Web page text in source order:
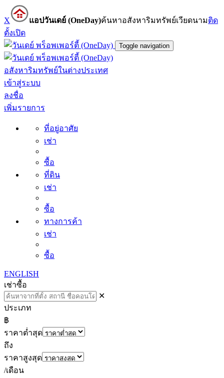
X แอปวันเดย์ (OneDay)ค้นหาอสังหาริมทรัพย์เวียดนามติด
ตั้งเปิด
Toggle navigation
อสังหาริมทรัพย์ในต่างประเทศ
เข้าสู่ระบบ
ลงชื่อ
เพิ่มรายการ
ที่อยู่อาศัย
เช่า
ซื้อ
ที่ดิน
เช่า
ซื้อ
ทางการค้า
เช่า
ซื้อ
ENGLISH
เช่าซื้อ
✕
ประเภท
฿
ราคาต่ำสุด
ถึง
ราคาสูงสุด
/เดือน